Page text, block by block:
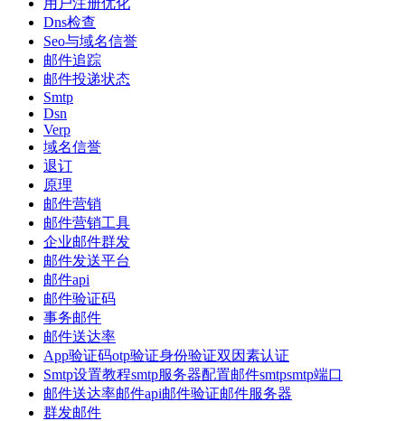
Dns检查
Seo与域名信誉
邮件追踪
邮件投递状态
Smtp
Dsn
Verp
域名信誉
退订
原理
邮件营销
邮件营销工具
企业邮件群发
邮件发送平台
邮件api
邮件验证码
事务邮件
邮件送达率
App验证码otp验证身份验证双因素认证
Smtp设置教程smtp服务器配置邮件smtpsmtp端口
邮件送达率邮件api邮件验证邮件服务器
群发邮件